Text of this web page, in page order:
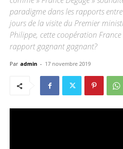
paradigme dans les rapports
jours de la visite du Premier
Philippe, cette coopération France
rapport gagnant gagnant?
Par admin - 17 novembre 2019